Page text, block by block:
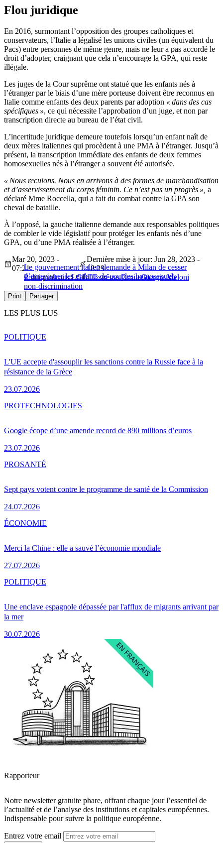
Flou juridique
En 2016, surmontant l’opposition des groupes catholiques et
conservateurs, l’Italie a légalisé les unions civiles (un équivalent du
Pacs) entre personnes de même genre, mais ne leur a pas accordé le
droit d’adopter, craignant que cela n’encourage la GPA, qui reste
illégale.
Les juges de la Cour suprême ont statué que les enfants nés à
l’étranger par le biais d’une mère porteuse doivent être reconnus en
Italie comme enfants des deux parents par adoption « dans des cas
spécifiques », ce qui nécessite l’approbation d’un juge, et non par
transcription directe au bureau de l’état civil.
L’incertitude juridique demeure toutefois lorsqu’un enfant naît de
deux mères italiennes qui procèdent à une PMA à l’étranger. Jusqu’à
présent, la transcription immédiate des enfants de deux femmes
homosexuelles nés à l’étranger a souvent été autorisée.
« Nous reculons. Nous en arrivons à des formes de marchandisation
et d’asservissement du corps féminin. Ce n’est pas un progrès », a
déclaré Mme Roccella, qui a fait du combat contre la GPA son
cheval de bataille.
À l’opposé, la gauche italienne demande aux responsables politiques
de combler le vide législatif pour protéger les enfants nés d’une
GPA, ou d’une PMA réalisée à l’étranger.
Le gouvernement italien demande à Milan de cesser
d’enregistrer les enfants de couples homosexuels
Mar 20, 2023 -
07:21
Dernière mise à jour: Jun 28, 2023 -
18:29
Politiquedroits LGBTExtrême DroiteGiorgia Meloni
non-discrimination
Print Partager
LES PLUS LUS
L'UE accepte d'assouplir les sanctions contre la Russie face à la
résistance de la Grèce
23.07.2026
POLITIQUE
Google écope d’une amende record de 890 millions d’euros
23.07.2026
PROTECHNOLOGIES
Sept pays votent contre le programme de santé de la Commission
24.07.2026
PROSANTÉ
Merci la Chine : elle a sauvé l’économie mondiale
27.07.2026
ÉCONOMIE
Une enclave espagnole dépassée par l'afflux de migrants arrivant par
la mer
30.07.2026
POLITIQUE
Rapporteur
Notre newsletter gratuite phare, offrant chaque jour l’essentiel de
l’actualité et de l’analyse des institutions et capitales européennes.
Indispensable pour suivre la politique européenne.
Entrez votre email